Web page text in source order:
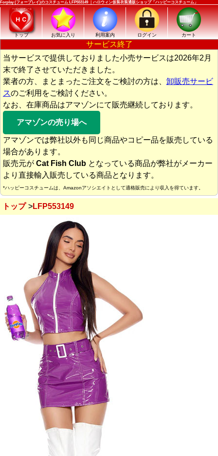
Forplay (フォープレイ)のコスチューム LFP553149 ｜ハロウィン仮装衣装通販ショップ「ハッピーコスチューム」
トップ お気に入り 利用案内 ログイン カート
サービス終了
当サービスで提供しておりました小売サービスは2026年2月
末で終了させていただきました。
業者の方、まとまったご注文をご検討の方は、 卸販売サービ
スのご利用をご検討ください。
なお、在庫商品はアマゾンにて販売継続しております。
アマゾンの売り場へ
アマゾンでは弊社以外も同じ商品やコピー品を販売している
場合があります。
販売元が Cat Fish Club となっている商品が弊社がメーカー
より直接輸入販売している商品となります。
*ハッピーコスチュームは、Amazonアソシエイトとして適格販売により収入を得ています。
トップ LFP553149